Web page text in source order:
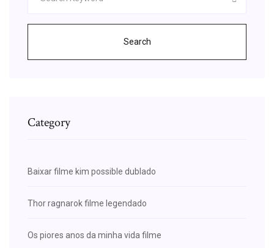
Search
Category
Baixar filme kim possible dublado
Thor ragnarok filme legendado
Os piores anos da minha vida filme